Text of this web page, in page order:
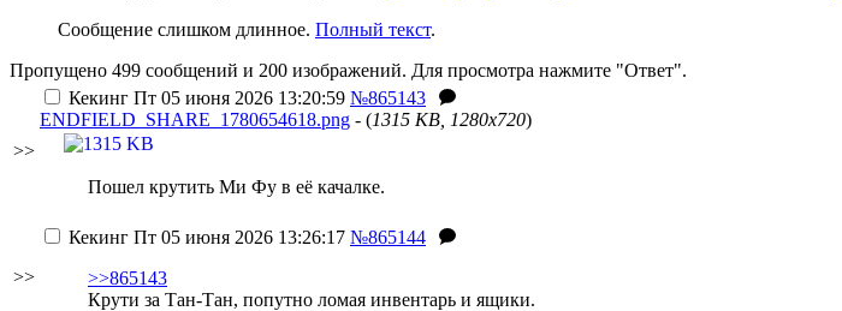
Сообщение слишком длинное. Полный текст.
Пропущено 499 сообщений и 200 изображений. Для просмотра нажмите "Ответ".
>>
Кекинг Пт 05 июня 2026 13:20:59 №865143
ENDFIELD_SHARE_1780654618.png - (1315 KB, 1280x720)
Пошел крутить Ми Фу в её качалке.
>>
Кекинг Пт 05 июня 2026 13:26:17 №865144
>>865143
Крути за Тан-Тан, попутно ломая инвентарь и ящики.